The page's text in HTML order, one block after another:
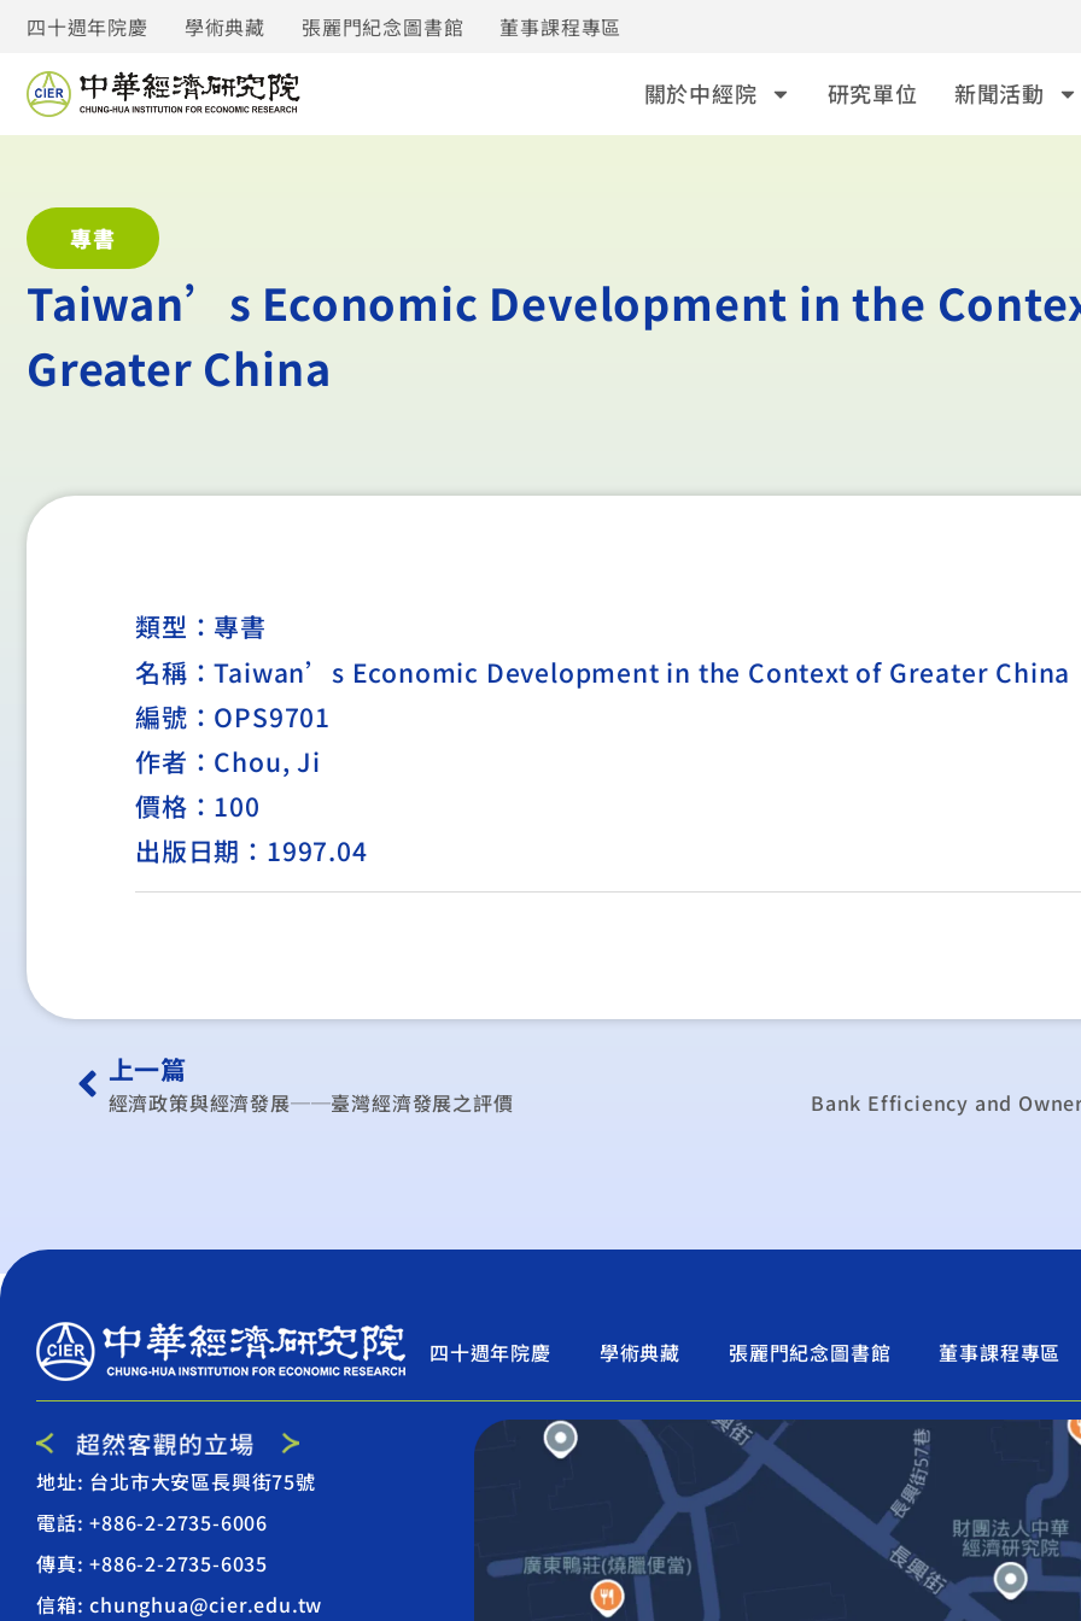
四十週年院慶 學術典藏 張麗門紀念圖書館 董事課程專區
關於中經院 研究單位 新聞活動
專書
Taiwan’s Economic Development in the
Greater China
類型： 專書
名稱：Taiwan’s Economic Development in the Context of Greater China
編號：OPS9701
作者：Chou, Ji
價格：100
出版日期：1997.04
上一篇
經濟政策與經濟發展──臺灣經濟發展之評價
四十週年院慶 學術典藏 張麗門紀念圖書館 董事課程專區
地址: 台北市大安區長興街75號
電話: +886-2-2735-6006
傳真: +886-2-2735-6035
信箱: chunghua@cier.edu.tw